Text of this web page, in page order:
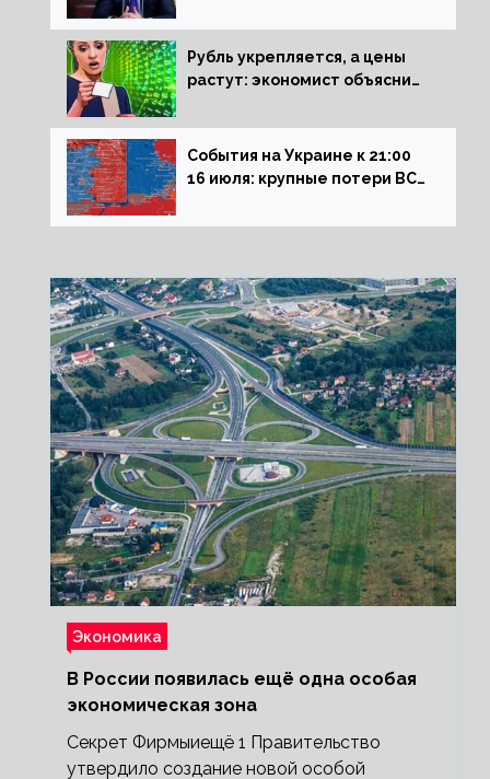
Рубль укрепляется, а цены
растут: экономист объяснил
на рынок РФ
События на Украине к 21:00
16 июля: крупные потери ВСУ
обстреливает Донбасс из
Экономика
В России появилась ещё одна особая
экономическая зона
Секрет Фирмыиещё 1 Правительство
утвердило создание новой особой